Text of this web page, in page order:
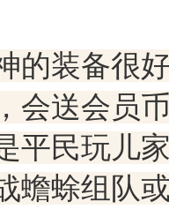
的装备很
会送会员
平民玩儿
蟾蜍组队